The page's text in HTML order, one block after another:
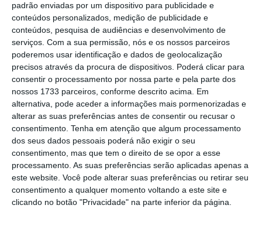
padrão enviadas por um dispositivo para publicidade e
conteúdos personalizados, medição de publicidade e
conteúdos, pesquisa de audiências e desenvolvimento de
serviços. Com a sua permissão, nós e os nossos parceiros
poderemos usar identificação e dados de geolocalização
precisos através da procura de dispositivos. Poderá clicar para
consentir o processamento por nossa parte e pela parte dos
nossos 1733 parceiros, conforme descrito acima. Em
alternativa, pode aceder a informações mais pormenorizadas e
alterar as suas preferências antes de consentir ou recusar o
consentimento. Tenha em atenção que algum processamento
dos seus dados pessoais poderá não exigir o seu
consentimento, mas que tem o direito de se opor a esse
processamento. As suas preferências serão aplicadas apenas a
este website. Você pode alterar suas preferências ou retirar seu
consentimento a qualquer momento voltando a este site e
clicando no botão "Privacidade" na parte inferior da página.
"As empresas da PwC concluíram 12
aquisições e investimentos
estratégicos para expandir a nossa
oferta em áreas chave, em particular
IA e tecnologia, consultoria,
estratégia de negócio e fiscal.”
Mohamed Kande
Chairman global da PwC
Este esforço de inovação para responder às
necessidades dos clientes vai continuar em
2026. Mohamed Kande refere que o “próximo
ano vai trazer mais mudanças e